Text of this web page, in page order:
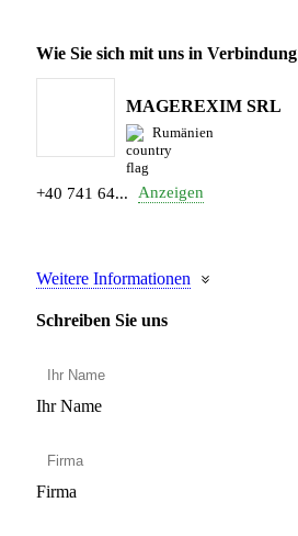
Wie Sie sich mit uns in
MAGEREXIM SRL
Rumänien
+40 741 64... Anzeigen
Weitere Informationen
Schreiben Sie uns
Ihr Name
Firma